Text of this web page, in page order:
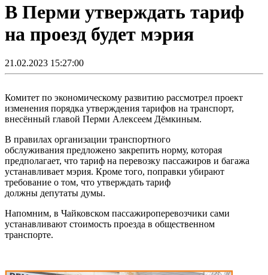
В Перми утверждать тариф
на проезд будет мэрия
21.02.2023 15:27:00
Комитет по экономическому развитию рассмотрел проект
изменения порядка утверждения тарифов на транспорт,
внесённый главой Перми Алексеем Дёмкиным.
В правилах организации транспортного
обслуживания предложено закрепить норму, которая
предполагает, что тариф на перевозку пассажиров и багажа
устанавливает мэрия. Кроме того, поправки убирают
требование о том, что утверждать тариф
должны депутаты думы.
Напомним, в Чайковском пассажироперевозчики сами
устанавливают стоимость проезда в общественном
транспорте.